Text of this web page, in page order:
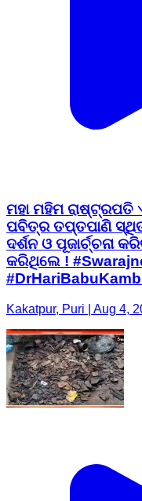
ମହା ମହିମ ରାଷ୍ଟ୍ରପତି
ପବିତ୍ର ତପ୍ତପାଣି ସ୍ଥିତ
ଦର୍ଶନ ଓ ପୂଜାର୍ଚ୍ଚନା
କରିଥିଲେ !
Kakatpur, Puri | Aug 4,